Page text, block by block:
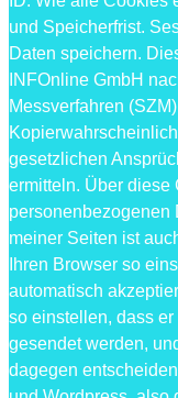
und Speicherfrist.
Daten speichern.
INFOnline GmbH
Messverfahren
gesetzlichen
ermitteln. Über diese
personenbezogenen
meiner Seiten ist
Ihren Browser so
automatisch
so einstellen, dass
gesendet werden,
dagegen